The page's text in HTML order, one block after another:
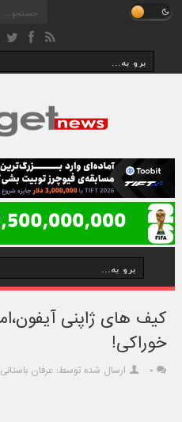
کیف های ژاپنی
خوراکی!
۰ ارسال شده توسط: عرفان باستانی